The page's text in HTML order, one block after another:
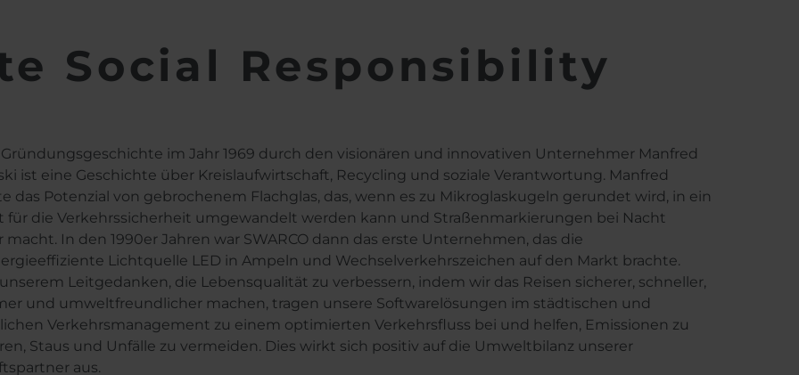
Social Responsibility
Gründungsgeschichte im Jahr 1969 durch den visionären und innovativen Unternehmer Manfred
ist eine Geschichte über Kreislaufwirtschaft, Recycling und soziale Verantwortung. Manfred
das Potenzial von gebrochenem Flachglas, das, wenn es zu Mikroglaskugeln gerundet wird, in ein
für die Verkehrssicherheit umgewandelt werden kann und Straßenmarkierungen bei Nacht
macht. In den 1990er Jahren war SWARCO dann das erste Unternehmen, das die
Lichtquelle LED in Ampeln und Wechselverkehrszeichen auf den Markt brachte.
Leitgedanken, die Lebensqualität zu verbessern, indem wir das Reisen sicherer, schneller,
und umweltfreundlicher machen, tragen unsere Softwarelösungen im städtischen und
Verkehrsmanagement zu einem optimierten Verkehrsfluss bei und helfen, Emissionen zu
Staus und Unfälle zu vermeiden. Dies wirkt sich positiv auf die Umweltbilanz unserer
aus.